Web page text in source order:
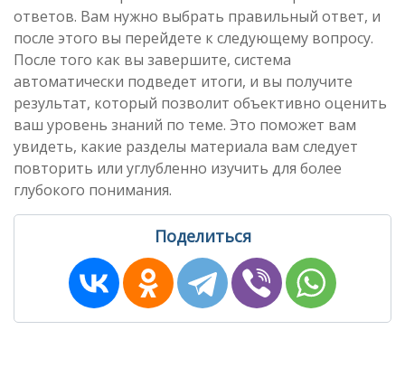
ответов. Вам нужно выбрать правильный ответ, и
после этого вы перейдете к следующему вопросу.
После того как вы завершите, система
автоматически подведет итоги, и вы получите
результат, который позволит объективно оценить
ваш уровень знаний по теме. Это поможет вам
увидеть, какие разделы материала вам следует
повторить или углубленно изучить для более
глубокого понимания.
Поделиться